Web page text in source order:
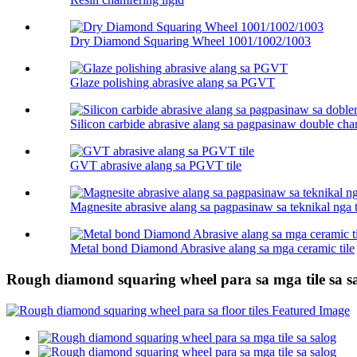
Dry Diamond Squaring Wheel 1001/1002/1003
Glaze polishing abrasive alang sa PGVT
Silicon carbide abrasive alang sa pagpasinaw double
GVT abrasive alang sa PGVT tile
Magnesite abrasive alang sa pagpasinaw sa teknikal nga
Metal bond Diamond Abrasive alang sa mga ceramic tile
Rough diamond squaring wheel para sa mga tile sa